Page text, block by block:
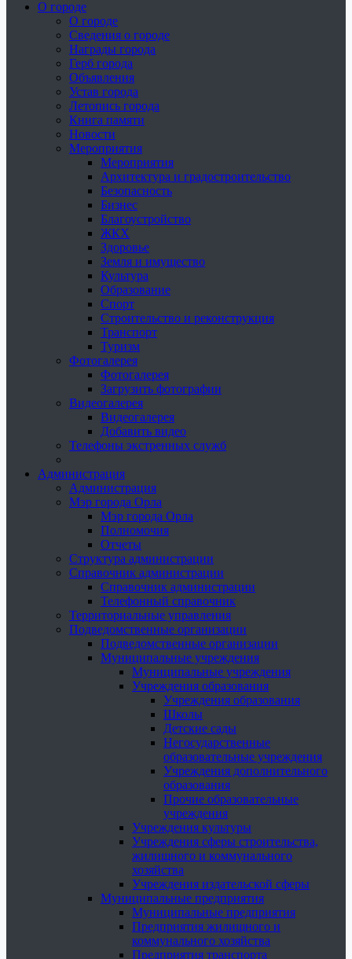
О городе
О городе
Сведения о городе
Награды города
Герб города
Объявления
Устав города
Летопись города
Книга памяти
Новости
Мероприятия
Мероприятия
Архитектура и градостроительство
Безопасность
Бизнес
Благоустройство
ЖКХ
Здоровье
Земля и имущество
Культура
Образование
Спорт
Строительство и реконструкция
Транспорт
Туризм
Фотогалерея
Фотогалерея
Загрузить фотографии
Видеогалерея
Видеогалерея
Добавить видео
Телефоны экстренных служб
Администрация
Администрация
Мэр города Орла
Мэр города Орла
Полномочия
Отчеты
Структура администрации
Справочник администрации
Справочник администрации
Телефонный справочник
Территориальные управления
Подведомственные организации
Подведомственные организации
Муниципальные учреждения
Муниципальные учреждения
Учреждения образования
Учреждения образования
Школы
Детские сады
Негосударственные
образовательные учреждения
Учреждения дополнительного
образования
Прочие образовательные
учреждения
Учреждения культуры
Учреждения сферы строительства,
жилищного и коммунального
хозяйства
Учреждения издательской сферы
Муниципальные предприятия
Муниципальные предприятия
Предприятия жилищного и
коммунального хозяйства
Предприятия транспорта